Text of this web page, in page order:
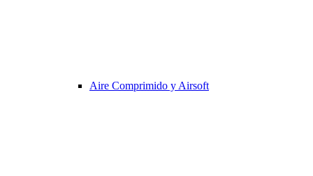
Aire Comprimido y Airsoft